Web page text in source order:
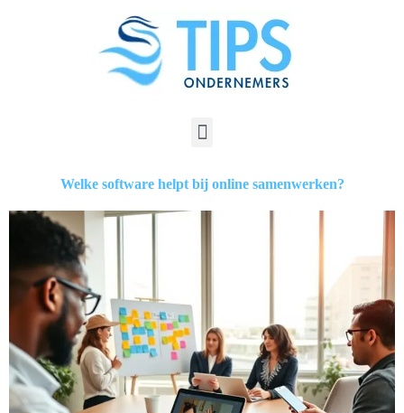
Welke software helpt bij online samenwerken?